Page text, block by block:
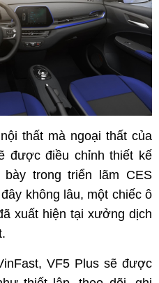
thất mà ngoại thất của
được điều chỉnh thiết kế
trong triển lãm CES
không lâu, một chiếc ô
xuất hiện tại xưởng dịch
VF5 Plus sẽ được